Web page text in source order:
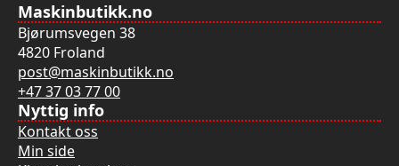
Maskinbutikk.no
Bjørumsvegen 38
4820 Froland
post@maskinbutikk.no
+47 37 03 77 00
Nyttig info
Kontakt oss
Min side